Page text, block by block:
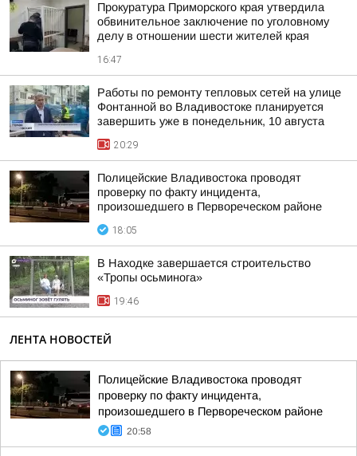
Прокуратура Приморского края утвердила
обвинительное заключение по уголовному
делу в отношении шести жителей края
16:47
Работы по ремонту тепловых сетей на улице
Фонтанной во Владивостоке планируется
завершить уже в понедельник, 10 августа
20:29
Полицейские Владивостока проводят
проверку по факту инцидента,
произошедшего в Первореческом районе
18:05
В Находке завершается строительство
«Тропы осьминога»
19:46
ЛЕНТА НОВОСТЕЙ
Полицейские Владивостока проводят
проверку по факту инцидента,
произошедшего в Первореческом районе
20:58